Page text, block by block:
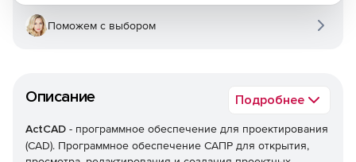
Описание Подробнее
ActCAD - программное обеспечение для проектирования
(CAD). Программное обеспечение САПР для открытия,
Поможем с выбором